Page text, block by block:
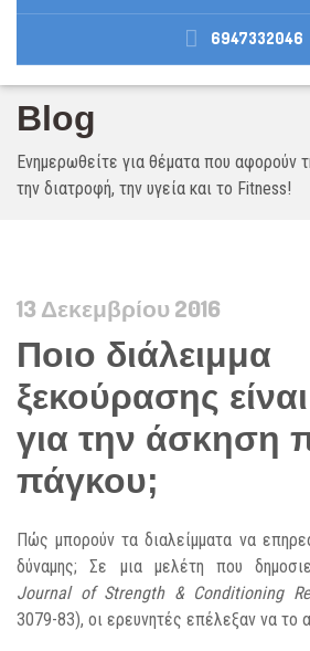
6947332046
Blog
Ενημερωθείτε για θέματα που αφορούν
την διατροφή, την υγεία και το Fitness!
13 Δεκεμβρίου 2016
Ποιο διάλειμμα
ξεκούρασης
για την άσκηση
πάγκου;
Πώς μπορούν τα διαλείμματα να
δύναμης; Σε μια μελέτη που
Journal of Strength & Conditioning
3079-83), οι ερευνητές επέλεξαν να το